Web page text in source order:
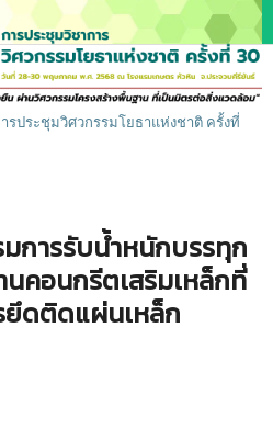
รประชุมวิศวกรรมโยธาแห่งชาติ ครั้งที่
การรับน้ำหนักบรรทุก
คอนกรีตเสริมเหล็กที่
ยึดติดแผ่นเหล็ก